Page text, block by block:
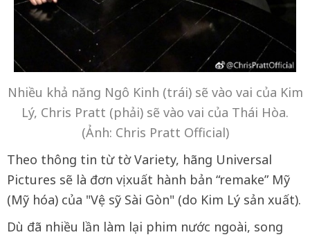
Nhiều khả năng Ngô Kinh (trái) sẽ vào vai của Kim
Lý, Chris Pratt (phải) sẽ vào vai của Thái Hòa.
(Ảnh: Chris Pratt Official)
Theo thông tin từ tờ Variety, hãng Universal
Pictures sẽ là đơn vị xuất hành bản “remake” Mỹ
(Mỹ hóa) của "Vệ sỹ Sài Gòn" (do Kim Lý sản xuất).
Dù đã nhiều lần làm lại phim nước ngoài, song